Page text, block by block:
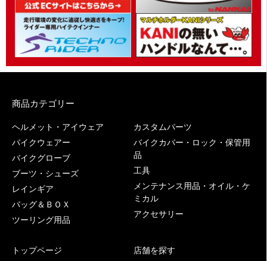
商品カテゴリー
ヘルメット・アイウェア
バイクウェアー
バイクグローブ
ブーツ・シューズ
レインギア
バッグ＆ＢＯＸ
ツーリング用品
カスタムパーツ
バイクカバー・ロック・保管用
品
工具
メンテナンス用品・オイル・ケ
ミカル
アクセサリー
トップページ
店舗を探す